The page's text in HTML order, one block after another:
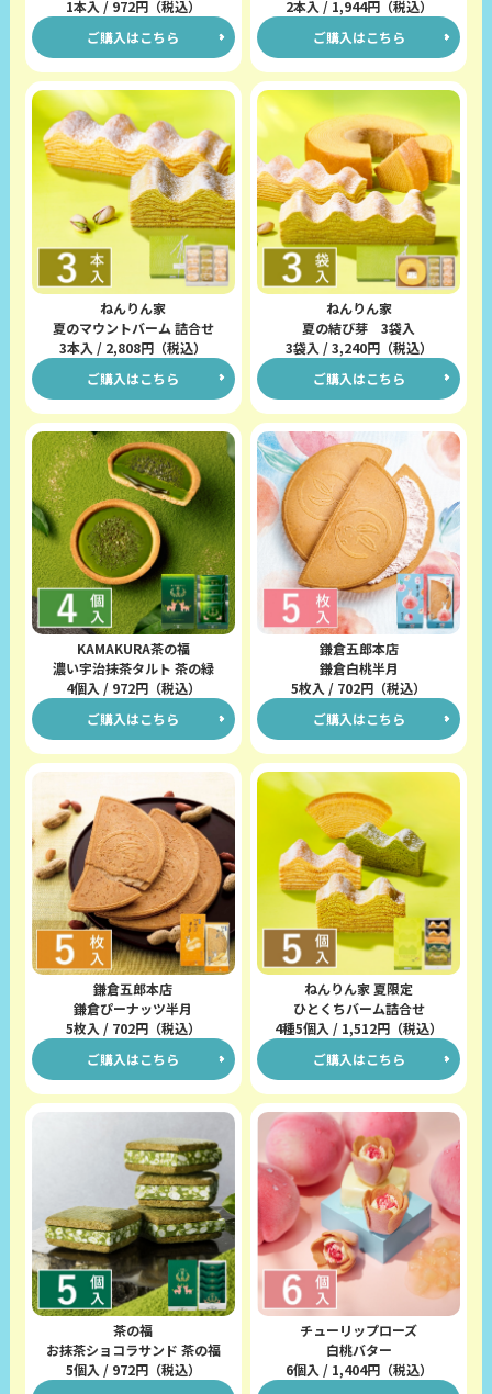
1本入 / 972円（税込）
ご購入はこちら
2本入 / 1,944円（税込）
ご購入はこちら
ねんりん家
夏のマウントバーム 詰合せ
3本入 / 2,808円（税込）
ご購入はこちら
ねんりん家
夏の結び芽 3袋入
3袋入 / 3,240円（税込）
ご購入はこちら
KAMAKURA茶の福
濃い宇治抹茶タルト 茶の緑
4個入 / 972円（税込）
ご購入はこちら
鎌倉五郎本店
鎌倉白桃半月
5枚入 / 702円（税込）
ご購入はこちら
鎌倉五郎本店
鎌倉ぴーナッツ半月
5枚入 / 702円（税込）
ご購入はこちら
ねんりん家 夏限定
ひとくちバーム詰合せ
4種5個入 / 1,512円（税込）
ご購入はこちら
茶の福
お抹茶ショコラサンド 茶の福
5個入 / 972円（税込）
チューリップローズ
白桃バター
6個入 / 1,404円（税込）